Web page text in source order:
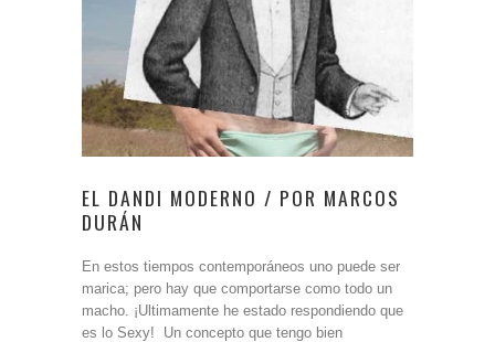
EL DANDI MODERNO / POR MARCOS
DURÁN
En estos tiempos contemporáneos uno puede ser
marica; pero hay que comportarse como todo un
macho. ¡Ultimamente he estado respondiendo que
es lo Sexy! Un concepto que tengo bien